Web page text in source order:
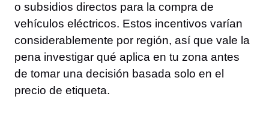
o subsidios directos para la compra de
vehículos eléctricos. Estos incentivos varían
considerablemente por región, así que vale la
pena investigar qué aplica en tu zona antes
de tomar una decisión basada solo en el
precio de etiqueta.